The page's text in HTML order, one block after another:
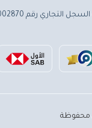
السجل التجاري رقم 2052002870